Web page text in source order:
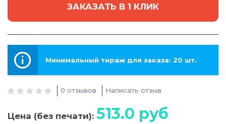
ЗАКАЗАТЬ В 1 КЛИК
Минимальный тираж для заказа: 20 шт.
0 отзывов Написать отзыв
Цена (без печати): 513.0 руб